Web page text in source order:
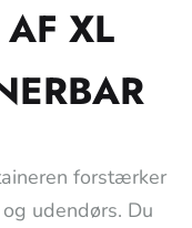
XL
forstærker
udendørs. Du